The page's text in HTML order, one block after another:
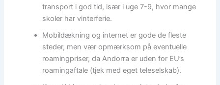
transport i god tid, især i uge 7-9, hvor mange
skoler har vinterferie.
Mobildækning og internet er gode de fleste
steder, men vær opmærksom på eventuelle
roamingpriser, da Andorra er uden for EU’s
roamingaftale (tjek med eget teleselskab).